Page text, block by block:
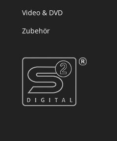
Video & DVD
Zubehör